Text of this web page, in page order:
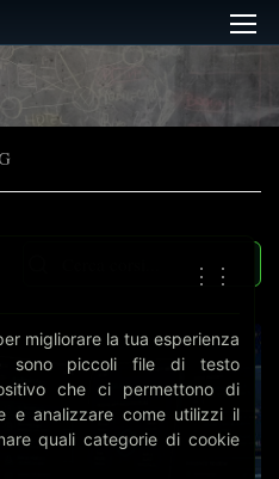
⋮⋮
migliorare la tua esperienza
sono piccoli file di testo
che ci permettono di
e analizzare come utilizzi il
quali categorie di cookie